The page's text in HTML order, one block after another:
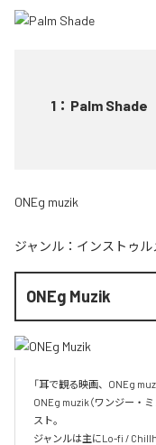
1 ： Palm Shade
ONEg muzik
ジャンル： インストゥ
ONEg Muzik
「耳で観る映画、ONEg
ONEg muzik（ワンジー・
スト。
ジャンルは主にLo-fi /